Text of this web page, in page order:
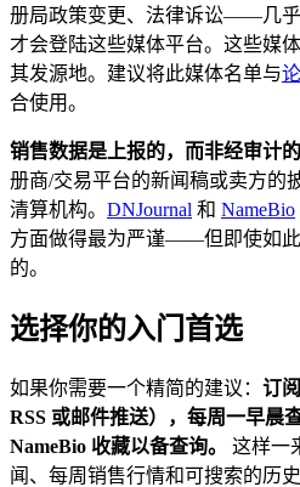
册局政策变更、法律诉讼——几
才会登陆这些媒体平台。这些媒
其发源地。建议将此媒体名单与
合使用。
销售数据是上报的，而非经审计的
册商/交易平台的新闻稿或卖方的
清算机构。 DNJournal 和 NameBio
方面做得最为严谨——但即使如
的。
选择你的入门首选
如果你需要一个精简的建议： 订
RSS 或邮件推送），每周一早晨
NameBio 收藏以备查询。
这样一
闻、每周销售行情和可搜索的